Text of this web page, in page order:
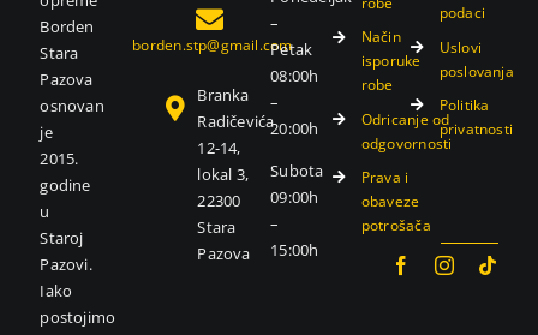
Borden
Stara
Pazova
osnovan
je
2015.
godine
u
Staroj
Pazovi.
Iako
postojimo
borden.stp@gmail.com
Branka
Radičevića
12-14,
lokal 3,
22300
Stara
Pazova
–
Petak
08:00h
–
20:00h
Subota
09:00h
–
15:00h
Način
isporuke
robe
Odricanje od
odgovornosti
Prava i
obaveze
potrošača
podaci
Uslovi
poslovanja
Politika
privatnosti